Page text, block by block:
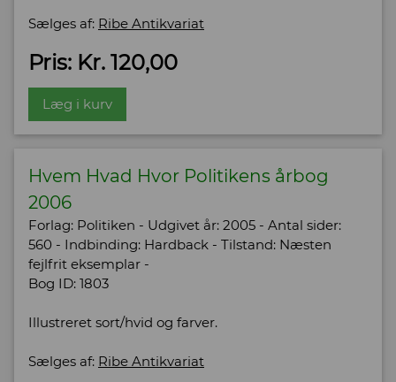
Sælges af: Ribe Antikvariat
Pris: Kr. 120,00
Læg i kurv
Hvem Hvad Hvor Politikens årbog
2006
Forlag: Politiken - Udgivet år: 2005 - Antal sider:
560 - Indbinding: Hardback - Tilstand: Næsten
fejlfrit eksemplar -
Bog ID: 1803
Illustreret sort/hvid og farver.
Sælges af: Ribe Antikvariat